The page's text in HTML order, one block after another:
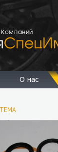
Компаний
О нас